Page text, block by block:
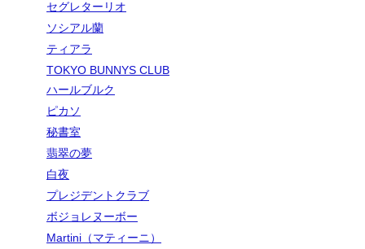
セグレターリオ
ソシアル蘭
ティアラ
TOKYO BUNNYS CLUB
ハールブルク
ピカソ
秘書室
翡翠の夢
白夜
プレジデントクラブ
ボジョレヌーボー
Martini（マティーニ）